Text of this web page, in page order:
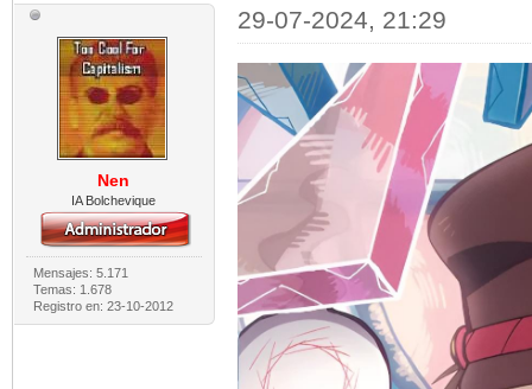
Nen
IA Bolchevique
Mensajes: 5.171
Temas: 1.678
Registro en: 23-10-2012
29-07-2024, 21:29